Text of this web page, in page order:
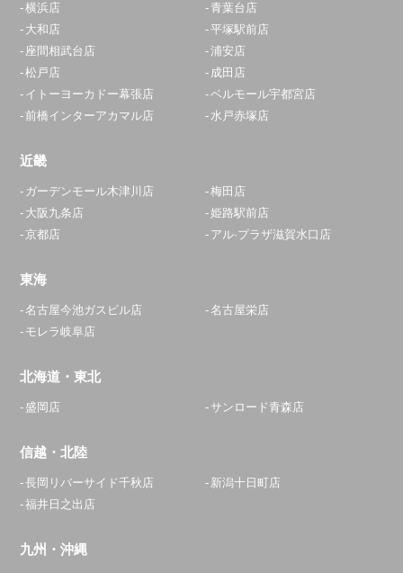
横浜店
青葉台店
大和店
平塚駅前店
座間相武台店
浦安店
松戸店
成田店
イトーヨーカドー幕張店
ベルモール宇都宮店
前橋インターアカマル店
水戸赤塚店
近畿
ガーデンモール木津川店
梅田店
大阪九条店
姫路駅前店
京都店
アル·プラザ滋賀水口店
東海
名古屋今池ガスビル店
名古屋栄店
モレラ岐阜店
北海道・東北
盛岡店 サンロード青森店
信越・北陸
長岡リバーサイド千秋店
新潟十日町店
福井日之出店
九州・沖縄